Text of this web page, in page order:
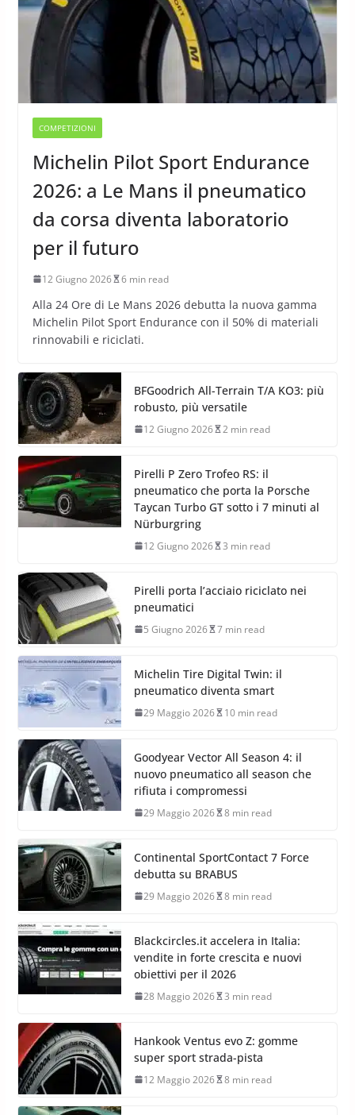
COMPETIZIONI
Michelin Pilot Sport Endurance
2026: a Le Mans il pneumatico
da corsa diventa laboratorio
per il futuro
12 Giugno 2026 6 min read
Alla 24 Ore di Le Mans 2026 debutta la nuova gamma
Michelin Pilot Sport Endurance con il 50% di materiali
rinnovabili e riciclati.
BFGoodrich All-Terrain T/A KO3: più
robusto, più versatile
12 Giugno 2026 2 min read
Pirelli P Zero Trofeo RS: il
pneumatico che porta la Porsche
Taycan Turbo GT sotto i 7 minuti al
Nürburgring
12 Giugno 2026 3 min read
Pirelli porta l’acciaio riciclato nei
pneumatici
5 Giugno 2026 7 min read
Michelin Tire Digital Twin: il
pneumatico diventa smart
29 Maggio 2026 10 min read
Goodyear Vector All Season 4: il
nuovo pneumatico all season che
rifiuta i compromessi
29 Maggio 2026 8 min read
Continental SportContact 7 Force
debutta su BRABUS
29 Maggio 2026 8 min read
Blackcircles.it accelera in Italia:
vendite in forte crescita e nuovi
obiettivi per il 2026
28 Maggio 2026 3 min read
Hankook Ventus evo Z: gomme
super sport strada-pista
12 Maggio 2026 8 min read